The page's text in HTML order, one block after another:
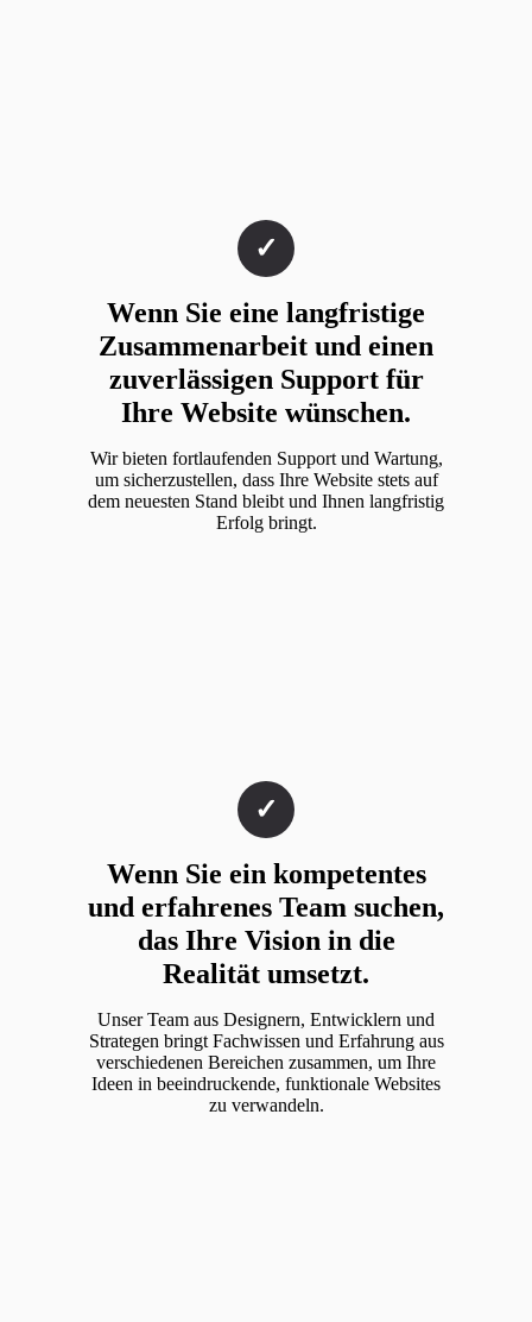
Wenn Sie eine langfristige
Zusammenarbeit und einen
zuverlässigen Support für
Ihre Website wünschen.
Wir bieten fortlaufenden Support und Wartung,
um sicherzustellen, dass Ihre Website stets auf
dem neuesten Stand bleibt und Ihnen langfristig
Erfolg bringt.
Wenn Sie ein kompetentes
und erfahrenes Team suchen,
das Ihre Vision in die
Realität umsetzt.
Unser Team aus Designern, Entwicklern und
Strategen bringt Fachwissen und Erfahrung aus
verschiedenen Bereichen zusammen, um Ihre
Ideen in beeindruckende, funktionale Websites
zu verwandeln.